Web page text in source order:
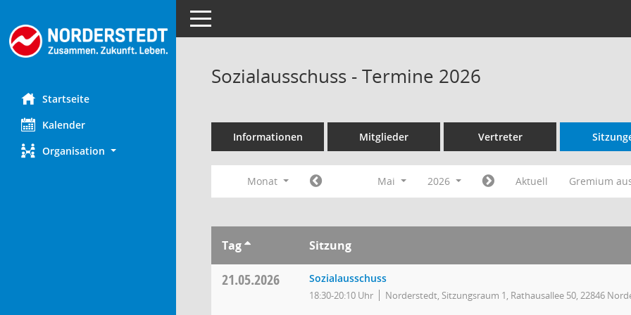
Startseite
Kalender
Organisation
Toggle navigation
Sozialausschuss - Termine 2026
Informationen Mitglieder Vertreter
Monat Mai 2026 Aktuell Gremium
Tag Sitzung
21.05.2026 Sozialausschuss
18:30-20:10 Uhr Norderstedt, Sitzungsraum 1, Rathausallee 50, 22846